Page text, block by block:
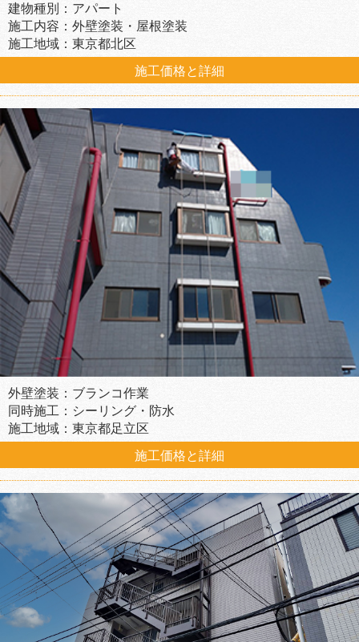
建物種別：アパート
施工内容：外壁塗装・屋根塗装
施工地域：東京都北区
施工価格と詳細
外壁塗装：ブランコ作業
同時施工：シーリング・防水
施工地域：東京都足立区
施工価格と詳細